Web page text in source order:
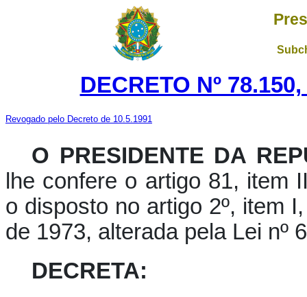
DECRETO Nº
Revogado pelo Decreto de 10.5.1991
O PRESIDENTE DA
lhe confere o artigo 81, item
o disposto no artigo 2º, item
de 1973, alterada pela Lei nº
DECRETA: